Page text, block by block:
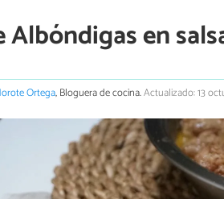
Albóndigas en
Ortega, Bloguera de cocina.Actualizado: 13